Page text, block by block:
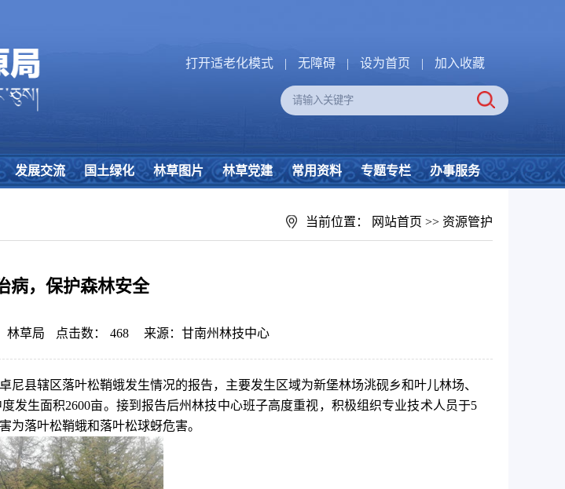
打开适老化模式 | 无障碍 | 设为首页 | 加入收藏
发展交流 国土绿化 林草图片 林草党建 常用资料 专题专栏 办事服务
当前位置： 网站首页 >> 资源管护
病，保护森林安全
林草局 点击数： 468 来源：甘南州林技中心
县辖区落叶松鞘蛾发生情况的报告，主要发生区域为新堡林场洮砚乡和叶儿林场、
发生面积2600亩。接到报告后州林技中心班子高度重视，积极组织专业技术人员于5
为落叶松鞘蛾和落叶松球蚜危害。